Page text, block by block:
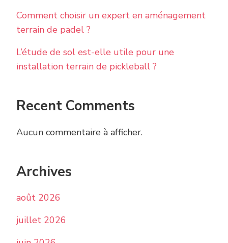
Comment choisir un expert en aménagement
terrain de padel ?
L’étude de sol est-elle utile pour une
installation terrain de pickleball ?
Recent Comments
Aucun commentaire à afficher.
Archives
août 2026
juillet 2026